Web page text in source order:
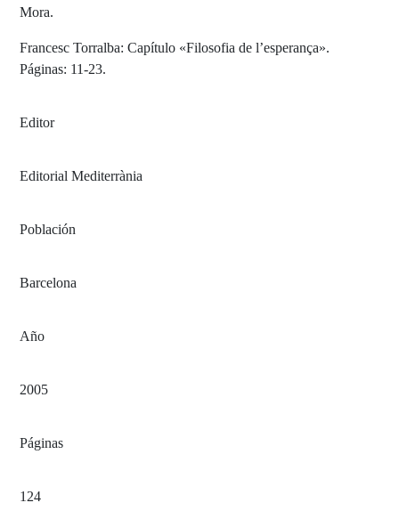
Mora.
Francesc Torralba: Capítulo «Filosofia de l’esperança».
Páginas: 11-23.
Editor
Editorial Mediterrània
Población
Barcelona
Año
2005
Páginas
124